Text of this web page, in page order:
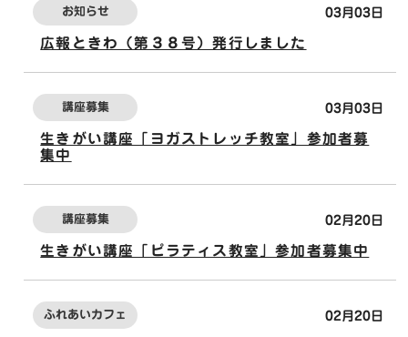
03月03日
お知らせ
広報ときわ（第３８号）発行しました
03月03日
講座募集
生きがい講座「ヨガストレッチ教室」参加者募
集中
02月20日
講座募集
生きがい講座「ピラティス教室」参加者募集中
02月20日
ふれあいカフェ